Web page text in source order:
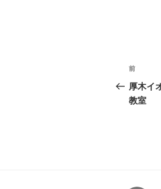
投
稿
ナ
前
の
投
前
厚木イ
教室